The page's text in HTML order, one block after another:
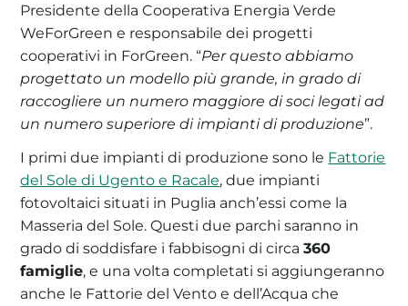
Presidente della Cooperativa Energia Verde
WeForGreen e responsabile dei progetti
cooperativi in ForGreen. “Per questo abbiamo
progettato un modello più grande, in grado di
raccogliere un numero maggiore di soci legati ad
un numero superiore di impianti di produzione”.
I primi due impianti di produzione sono le Fattorie
del Sole di Ugento e Racale, due impianti
fotovoltaici situati in Puglia anch’essi come la
Masseria del Sole. Questi due parchi saranno in
grado di soddisfare i fabbisogni di circa360
famiglie, e una volta completati si aggiungeranno
anche le Fattorie del Vento e dell’Acqua che